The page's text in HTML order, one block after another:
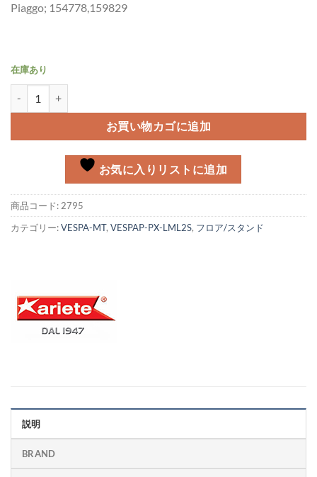
Piaggo; 154778,159829
在庫あり
お買い物カゴに追加
お気に入りリストに追加
商品コード:2795
カテゴリー:VESPA-MT, VESPAP-PX-LML2S, フロア/スタンド
説明
BRAND